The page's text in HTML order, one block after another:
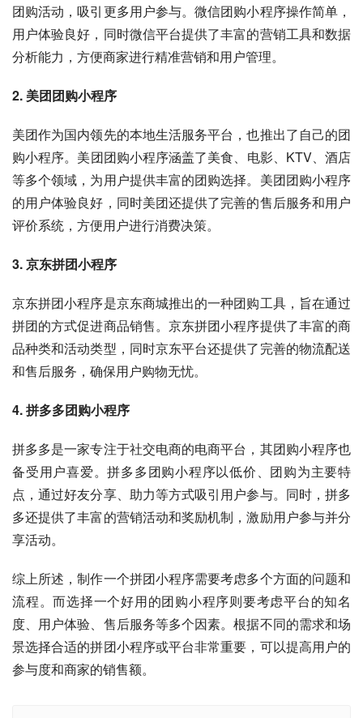
团购活动，吸引更多用户参与。微信团购小程序操作简单，
用户体验良好，同时微信平台提供了丰富的营销工具和数据
分析能力，方便商家进行精准营销和用户管理。
2. 美团团购小程序
美团作为国内领先的本地生活服务平台，也推出了自己的团
购小程序。美团团购小程序涵盖了美食、电影、KTV、酒店
等多个领域，为用户提供丰富的团购选择。美团团购小程序
的用户体验良好，同时美团还提供了完善的售后服务和用户
评价系统，方便用户进行消费决策。
3. 京东拼团小程序
京东拼团小程序是京东商城推出的一种团购工具，旨在通过
拼团的方式促进商品销售。京东拼团小程序提供了丰富的商
品种类和活动类型，同时京东平台还提供了完善的物流配送
和售后服务，确保用户购物无忧。
4. 拼多多团购小程序
拼多多是一家专注于社交电商的电商平台，其团购小程序也
备受用户喜爱。拼多多团购小程序以低价、团购为主要特
点，通过好友分享、助力等方式吸引用户参与。同时，拼多
多还提供了丰富的营销活动和奖励机制，激励用户参与并分
享活动。
综上所述，制作一个拼团小程序需要考虑多个方面的问题和
流程。而选择一个好用的团购小程序则要考虑平台的知名
度、用户体验、售后服务等多个因素。根据不同的需求和场
景选择合适的拼团小程序或平台非常重要，可以提高用户的
参与度和商家的销售额。